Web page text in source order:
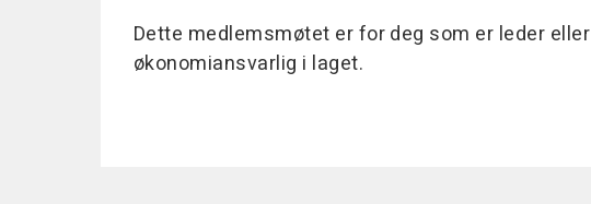
Dette medlemsmøtet er for deg som er leder eller
økonomiansvarlig i laget.